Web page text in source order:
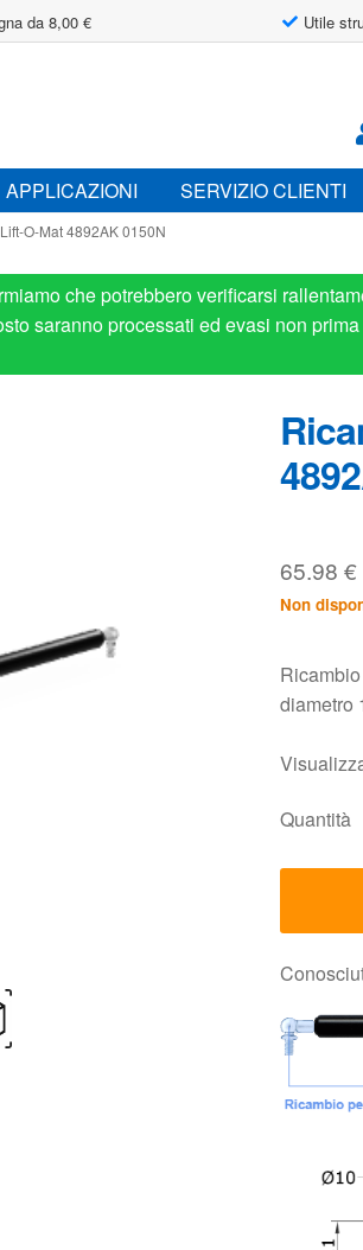
da 8,00 € Utile
APPLICAZIONI SERVIZIO CLIENTI
O-Mat 4892AK 0150N
che potrebbero verificarsi
saranno processati ed evasi non
65.98 €
Non
diametro
Quantità